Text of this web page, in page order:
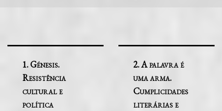
1. Génesis.
Resistência
cultural e
política
2. A palavra é
uma arma.
Cumplicidades
literárias e